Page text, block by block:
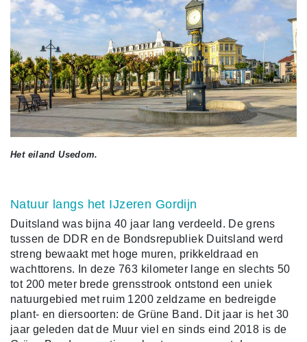
Het eiland Usedom.
Natuur langs het IJzeren Gordijn
Duitsland was bijna 40 jaar lang verdeeld. De grens
tussen de DDR en de Bondsrepubliek Duitsland werd
streng bewaakt met hoge muren, prikkeldraad en
wachttorens. In deze 763 kilometer lange en slechts 50
tot 200 meter brede grensstrook ontstond een uniek
natuurgebied met ruim 1200 zeldzame en bedreigde
plant- en diersoorten: de Grüne Band. Dit jaar is het 30
jaar geleden dat de Muur viel en sinds eind 2018 is de